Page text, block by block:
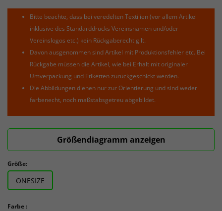
Bitte beachte, dass bei veredelten Textilien (vor allem Artikel
inklusive des Standarddrucks Vereinsnamen und/oder
Vereinslogos etc.) kein Rückgaberecht gilt.
Davon ausgenommen sind Artikel mit Produktionsfehler etc. Bei
Rückgabe müssen die Artikel, wie bei Erhalt mit originaler
Umverpackung und Etiketten zurückgeschickt werden.
Die Abbildungen dienen nur zur Orientierung und sind weder
farbenecht, noch maßstabsgetreu abgebildet.
Größendiagramm anzeigen
Größe:
ONESIZE
Farbe :